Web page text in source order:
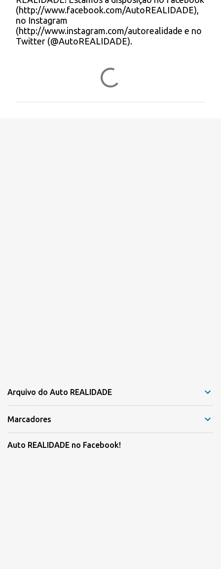
o
m
e
n
t
(http://www.facebook.com/AutoREALIDADE),
no Instagram
(http://www.instagram.com/autorealidade e no
Twitter (@AutoREALIDADE).
Arquivo do Auto REALIDADE
Marcadores
Auto REALIDADE no Facebook!